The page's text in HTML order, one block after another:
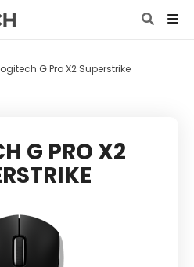
G Pro X2 Superstrike
G PRO X2